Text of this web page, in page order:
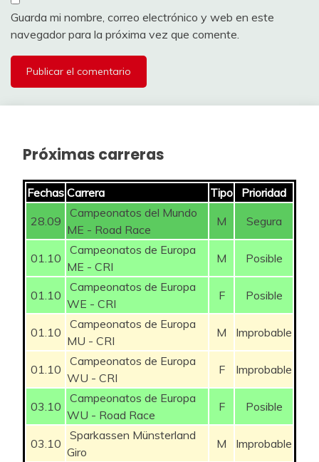
Guarda mi nombre, correo electrónico y web en este
navegador para la próxima vez que comente.
Próximas carreras
Fechas Carrera Tipo
Prioridad
28.09
Campeonatos del Mundo
ME - Road Race
M Segura
01.10
Campeonatos de Europa
ME - CRI
M Posible
01.10
Campeonatos de Europa
WE - CRI
F Posible
01.10
Campeonatos de Europa
MU - CRI
M Improbable
01.10
Campeonatos de Europa
WU - CRI
F Improbable
03.10
Campeonatos de Europa
WU - Road Race
F Posible
03.10
Sparkassen Münsterland
Giro
M Improbable